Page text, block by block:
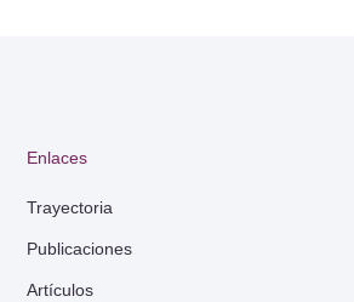
Enlaces
Trayectoria
Publicaciones
Artículos